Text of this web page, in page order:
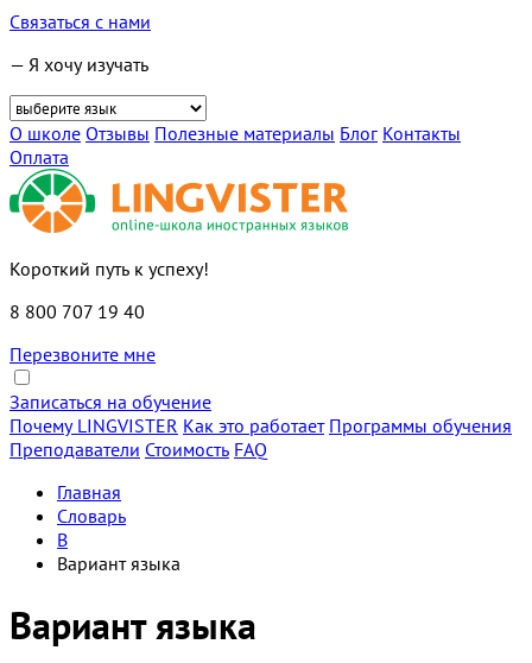
Связаться с нами
— Я хочу изучать
О школе Отзывы Полезные материалы Блог Контакты
Оплата
Короткий путь к успеху!
8 800 707 19 40
Перезвоните мне
Записаться на обучение
Почему LINGVISTER Как это работает Программы обучения
Преподаватели Стоимость FAQ
Главная
Словарь
В
Вариант языка
Вариант языка